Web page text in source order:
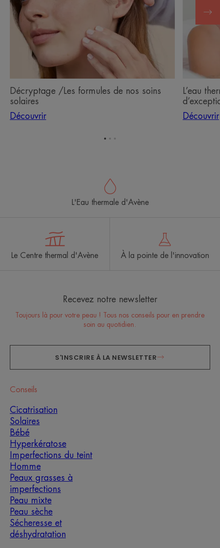
nos
soins
solaires
Décryptage /Les formules de nos soins
solaires
Découvrir
L’eau
Découvrir
L'Eau thermale d'Avène
Le Centre thermal d'Avène À la pointe de l'innovation
Recevez notre newsletter
Toujours là pour votre peau ! Tous nos conseils pour en prendre
soin au quotidien.
S'INSCRIRE À LA NEWSLETTER
Conseils
Cicatrisation
Solaires
Bébé
Hyperkératose
Imperfections du teint
Homme
Peaux grasses à
imperfections
Peau mixte
Peau sèche
Sécheresse et
déshydratation